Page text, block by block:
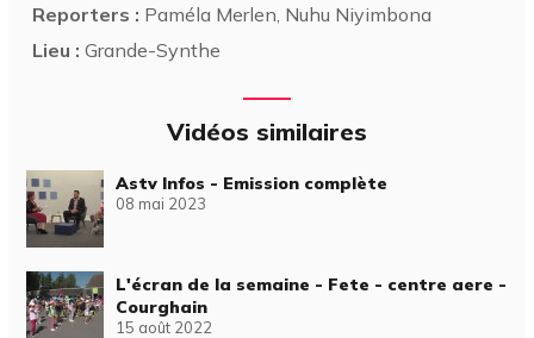
Reporters : Paméla Merlen, Nuhu Niyimbona
Lieu : Grande-Synthe
Vidéos similaires
Astv Infos - Emission complète
08 mai 2023
L'écran de la semaine - Fete - centre aere -
Courghain
15 août 2022